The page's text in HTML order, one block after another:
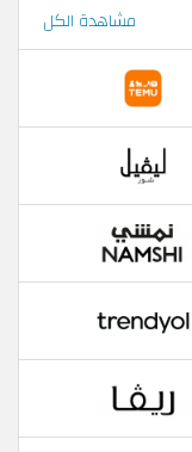
مشاهدة الكل